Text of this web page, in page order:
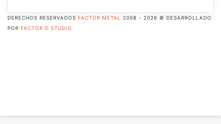
DERECHOS RESERVADOS FACTOR METAL
2008 - 2026 © DESARROLLADO
POR FACTOR D STUDIO